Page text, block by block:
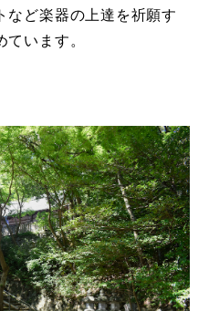
など楽器の上達を祈願す
います。